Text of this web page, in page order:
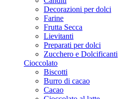
Decorazioni per dolci
Farine
Frutta Secca
Lievitanti
Preparati per dolci
Zucchero e Dolcificanti
Cioccolato
Biscotti
Burro di cacao
Cacao